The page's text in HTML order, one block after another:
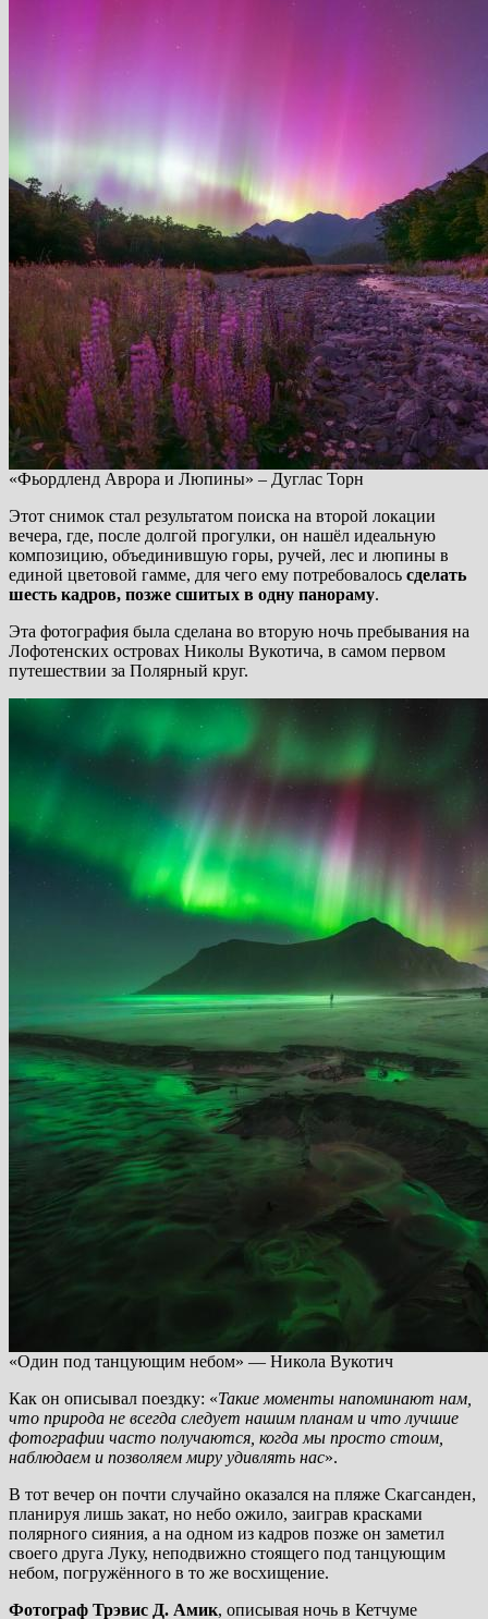
«Фьордленд Аврора и Люпины» – Дуглас Торн
Этот снимок стал результатом поиска на второй локации
вечера, где, после долгой прогулки, он нашёл идеальную
композицию, объединившую горы, ручей, лес и люпины в
единой цветовой гамме, для чего ему потребовалось сделать
шесть кадров, позже сшитых в одну панораму.
Эта фотография была сделана во вторую ночь пребывания на
Лофотенских островах Николы Вукотича, в самом первом
путешествии за Полярный круг.
«Один под танцующим небом» — Никола Вукотич
Как он описывал поездку: «Такие моменты напоминают нам,
что природа не всегда следует нашим планам и что лучшие
фотографии часто получаются, когда мы просто стоим,
наблюдаем и позволяем миру удивлять нас».
В тот вечер он почти случайно оказался на пляже Скагсанден,
планируя лишь закат, но небо ожило, заиграв красками
полярного сияния, а на одном из кадров позже он заметил
своего друга Луку, неподвижно стоящего под танцующим
небом, погружённого в то же восхищение.
Фотограф Трэвис Д. Амик, описывая ночь в Кетчуме